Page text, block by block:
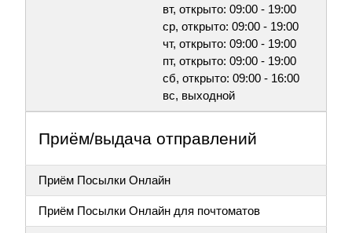
вт, открыто: 09:00 - 19:00
ср, открыто: 09:00 - 19:00
чт, открыто: 09:00 - 19:00
пт, открыто: 09:00 - 19:00
сб, открыто: 09:00 - 16:00
вс, выходной
Приём/выдача отправлений
Приём Посылки Онлайн
Приём Посылки Онлайн для почтоматов